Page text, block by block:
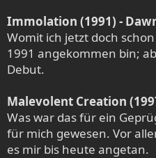
Immolation (1991) -
Womit ich jetzt doch
1991 angekommen bin;
Debut.
Malevolent Creation
Was war das für ein
für mich gewesen. Vor
es mir bis heute angetan.